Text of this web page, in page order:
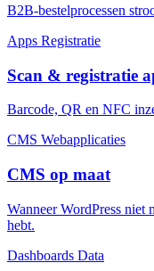
B2B-bestelprocessen
Apps Registratie
Scan & registratie
Barcode, QR en NFC
CMS Webapplicaties
CMS op maat
Wanneer WordPress niet
hebt.
Dashboards Data